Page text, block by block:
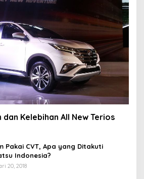
Kelebihan All New Terios
Pakai CVT, Apa yang Ditakuti
Indonesia?
20, 2018